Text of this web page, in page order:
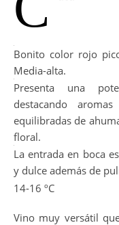
Bonito color rojo
Media-alta.
Presenta una
destacando
equilibradas de
floral.
La entrada en boca
y dulce además de
14-16 ºC
Vino muy versátil